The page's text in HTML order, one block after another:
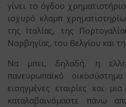
γίνει το όγδοο
ισχυρό κλαμπ
της Ιταλίας, της
Νορβηγίας, του Βελγίου και
Να μπει, δηλαδή, η
πανευρωπαϊκό
εισηγμένες εταιρίες και
καταλαβαινόμαστε πάνω